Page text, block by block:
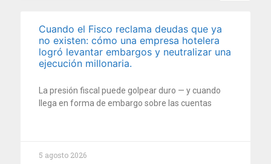
Cuando el Fisco reclama deudas que ya
no existen: cómo una empresa hotelera
logró levantar embargos y neutralizar una
ejecución millonaria.
La presión fiscal puede golpear duro — y cuando
llega en forma de embargo sobre las cuentas
5 agosto 2026